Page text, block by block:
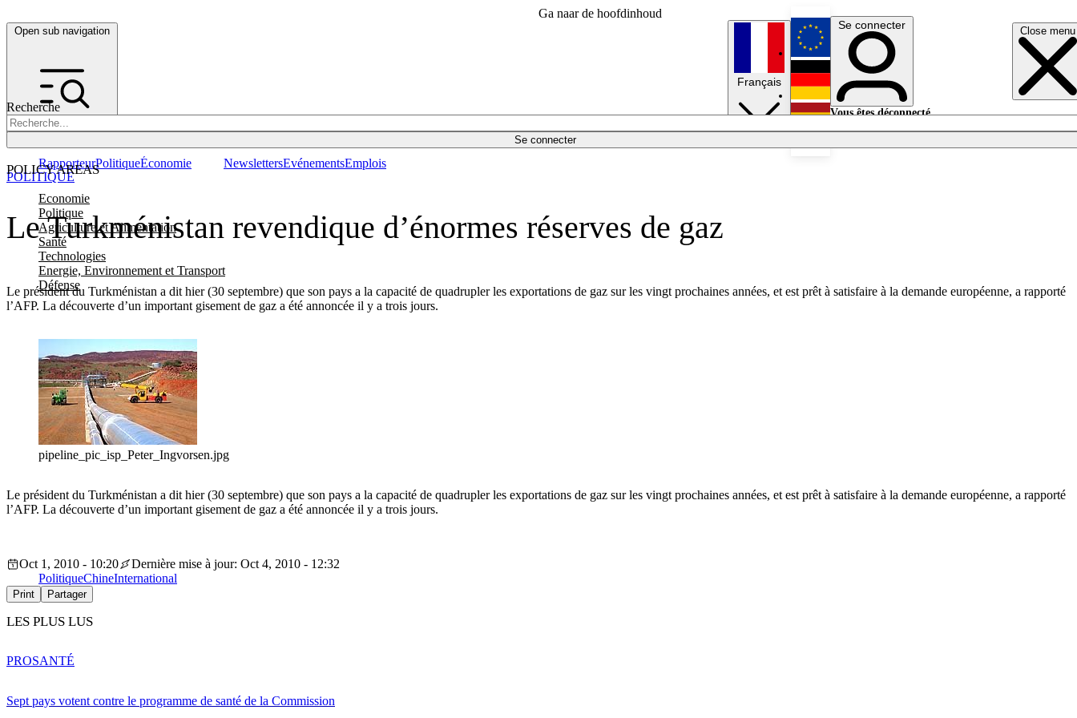
Ga naar de hoofdinhoud
Open sub navigation Close menu
Recherche
Se connecter
POLICY AREAS
Economie
Politique
Agriculture et Alimentation
Santé
Technologies
Energie, Environnement et Transport
Défense
RapporteurPolitiqueÉconomie NewslettersEvénementsEmplois
Français
English
Deutsch
Se connecter
Vous êtes déconnecté.
Le Turkménistan revendique d’énormes réserves de gaz
Le président du Turkménistan a dit hier (30 septembre) que son pays a la capacité de quadrupler les exportations de gaz sur les vingt prochaines années, et est prêt à satisfaire à la demande européenne, a rapporté
l’AFP. La découverte d’un important gisement de gaz a été annoncée il y a trois jours.
POLITIQUE
pipeline_pic_isp_Peter_Ingvorsen.jpg
Le président du Turkménistan a dit hier (30 septembre) que son pays a la capacité de quadrupler les exportations de gaz sur les vingt prochaines années, et est prêt à satisfaire à la demande européenne, a rapporté
l’AFP. La découverte d’un important gisement de gaz a été annoncée il y a trois jours.
Oct 1, 2010 - 10:20
Dernière mise à jour: Oct 4, 2010 - 12:32
PolitiqueChineInternational
Print Partager
LES PLUS LUS
Sept pays votent contre le programme de santé de la Commission
PROSANTÉ